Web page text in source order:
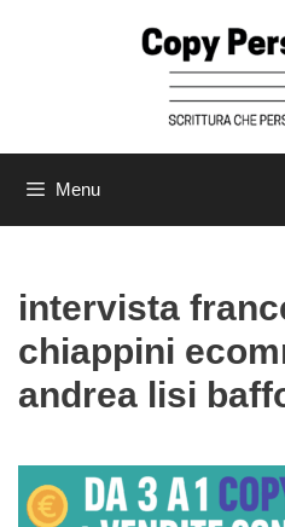
Menu
intervista
chiappini
andrea lisi